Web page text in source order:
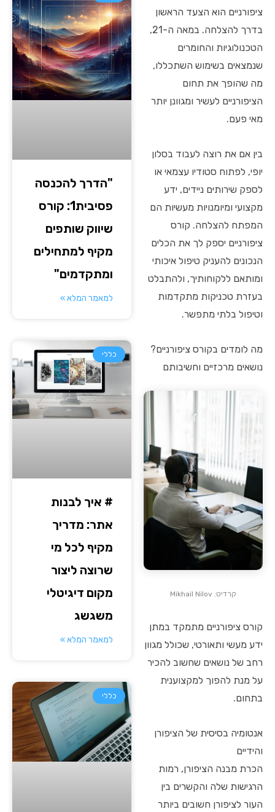
ציפורניים הוא הצעד הראשון
בדרך להצלחה. במאה ה-21,
הטכנולוגיות והחומרים
שנמצאים בשימוש השתכללו,
מה שהופך את תחום
הציפורניים לעשיר ומגוונן יותר
מאי פעם.
בין אם את רוצה לעבוד בסלון
יופי, לפתוח סטודיו עצמאי או
לספק שירותים ניידים, ידע
מקצועי ומיומנויות מעשיות הם
המפתח להצלחה. קורס
ציפורניים יספק לך את הכלים
הנכונים להעניק טיפול איכותי
ומותאם ללקוחותיך, ולהתבלט
בעזרת טכניקות מתקדמות
וטיפול בלתי מתפשר.
מה לומדים בקורס ציפורניים?
נושאים מרכזיים וחשיבותם
קרדיט: Mikhail Nilov
קורס ציפורניים מתמקד במתן
ידע מעשי ותאורטי, שכולל מגוון
רחב של נושאים שחשוב להכיר
על מנת להפוך למקצוענית
בתחום.
אנטומיה בסיסית של הציפורן
והידיים
הכרת מבנה הציפורן, רמות
הרגישות שלה והקשרים בין
העור לציפורן חשובים ביותר
"הדרך להכנסה
פסיבית1: קורס
שיווק שותפים
מקיף למתחילים
ומתקדמים"
למאמר המלא »
כללי
# איך לבנות
אתר: מדריך
מקיף לכל מי
שרוצה ליצור
מקום דיגיטלי
משגשג
למאמר המלא »
כללי